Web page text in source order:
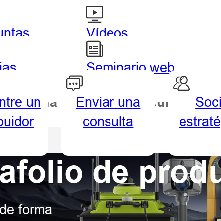
Agricultura
Vídeos
tutoriales
Seminario web
un
Enviar una
consulta
de
forma